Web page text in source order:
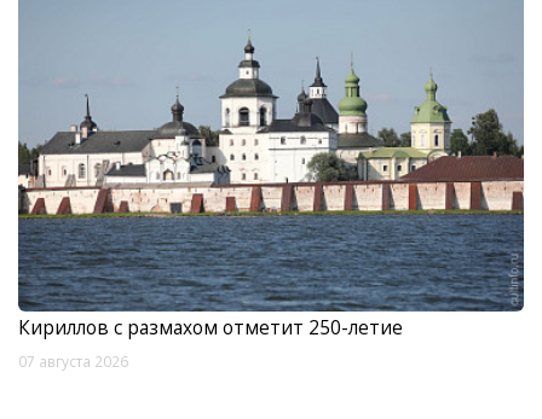
Кириллов с размахом отметит 250-летие
07 августа 2026